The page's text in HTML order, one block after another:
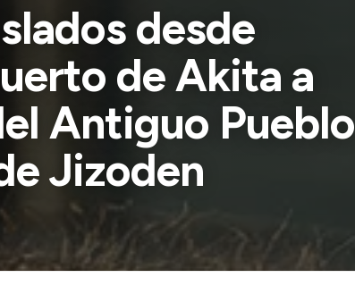
desde
de Akita a
Antiguo Pueblo
Jizoden